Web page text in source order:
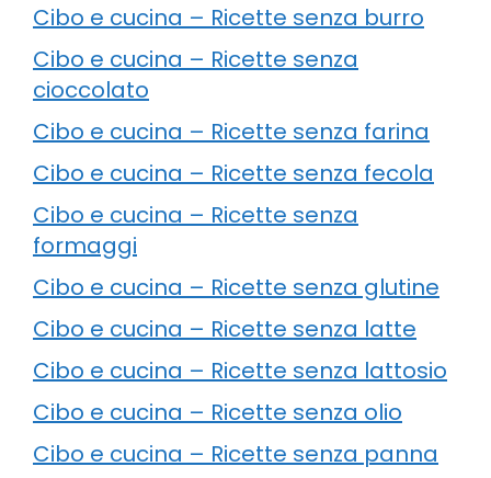
Cibo e cucina – Ricette senza burro
Cibo e cucina – Ricette senza
cioccolato
Cibo e cucina – Ricette senza farina
Cibo e cucina – Ricette senza fecola
Cibo e cucina – Ricette senza
formaggi
Cibo e cucina – Ricette senza glutine
Cibo e cucina – Ricette senza latte
Cibo e cucina – Ricette senza lattosio
Cibo e cucina – Ricette senza olio
Cibo e cucina – Ricette senza panna